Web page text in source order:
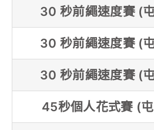
30 秒前繩速度賽 (
30 秒前繩速度賽 (
30 秒前繩速度賽 (
45秒個人花式賽 (